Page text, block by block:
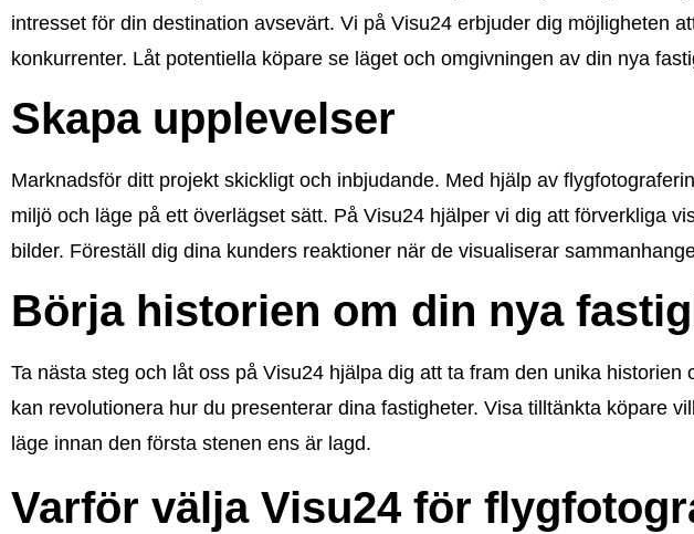
intresset för din destination avsevärt. Vi på Visu24 erbjuder dig möjligheten
konkurrenter. Låt potentiella köpare se läget och omgivningen av din nya
Skapa upplevelser
Marknadsför ditt projekt skickligt och inbjudande. Med hjälp av
miljö och läge på ett överlägset sätt. På Visu24 hjälper vi dig att förverkliga
bilder. Föreställ dig dina kunders reaktioner när de visualiserar
Börja historien om din nya
Ta nästa steg och låt oss på Visu24 hjälpa dig att ta fram den unika
kan revolutionera hur du presenterar dina fastigheter. Visa tilltänkta köpare
läge innan den första stenen ens är lagd.
Varför välja Visu24 för